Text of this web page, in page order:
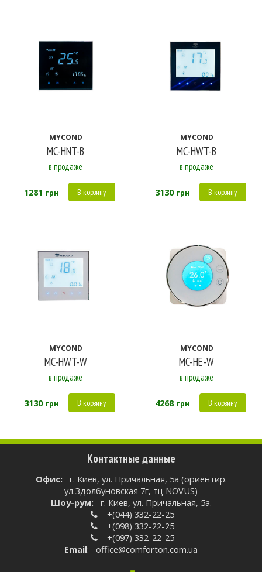
MYCOND
MC-HNT-B
в продаже
1281 грн В корзину
MYCOND
MC-HWT-B
в продаже
3130 грн В корзину
MYCOND
MC-HWT-W
в продаже
3130 грн В корзину
MYCOND
MC-HE-W
в продаже
4268 грн В корзину
Контактные данные
Oфис:
г. Киев, ул. Причальная, 5а (ориентир.
ул.Здолбуновская 7г, тц NOVUS)
Шоу-рум:
г. Киев, ул. Причальная, 5а.
+(044) 332-22-25
+(098) 332-22-25
+(097) 332-22-25
Email: office@comforton.com.ua